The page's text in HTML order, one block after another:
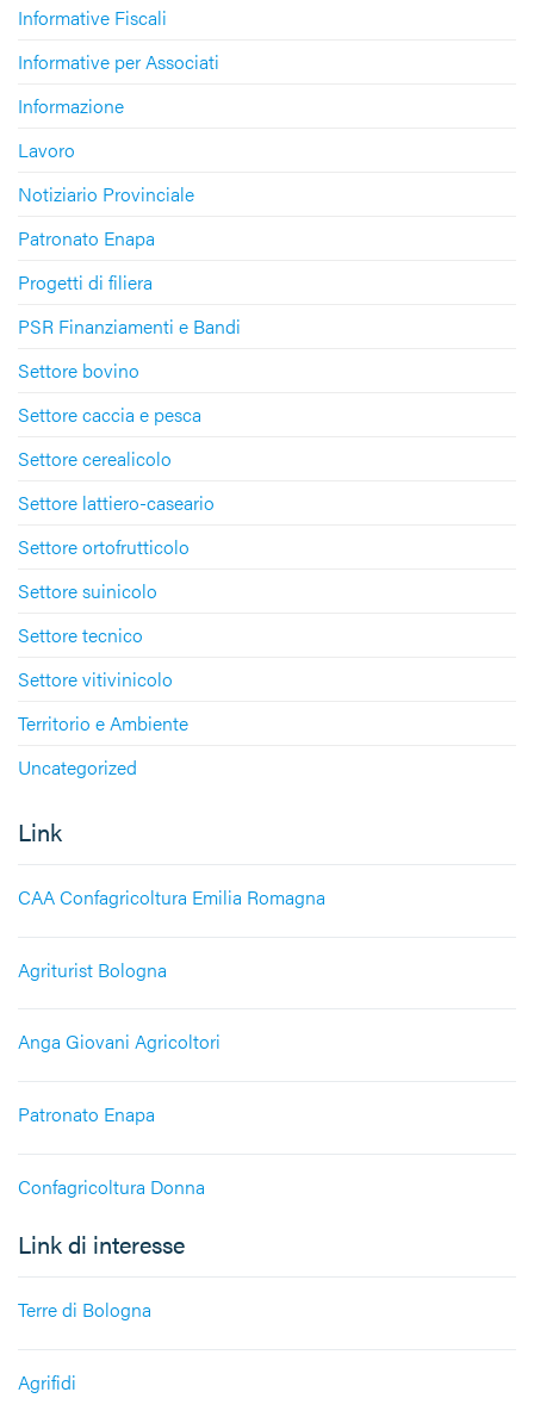
Informative Fiscali
Informative per Associati
Informazione
Lavoro
Notiziario Provinciale
Patronato Enapa
Progetti di filiera
PSR Finanziamenti e Bandi
Settore bovino
Settore caccia e pesca
Settore cerealicolo
Settore lattiero-caseario
Settore ortofrutticolo
Settore suinicolo
Settore tecnico
Settore vitivinicolo
Territorio e Ambiente
Uncategorized
Link
CAA Confagricoltura Emilia Romagna
Agriturist Bologna
Anga Giovani Agricoltori
Patronato Enapa
Confagricoltura Donna
Link di interesse
Terre di Bologna
Agrifidi